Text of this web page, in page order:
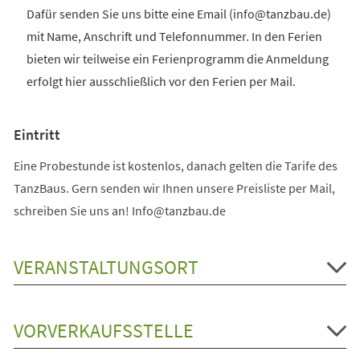
Dafür senden Sie uns bitte eine Email (info@tanzbau.de)
mit Name, Anschrift und Telefonnummer. In den Ferien
bieten wir teilweise ein Ferienprogramm die Anmeldung
erfolgt hier ausschließlich vor den Ferien per Mail.
Eintritt
Eine Probestunde ist kostenlos, danach gelten die Tarife des
TanzBaus. Gern senden wir Ihnen unsere Preisliste per Mail,
schreiben Sie uns an! Info@tanzbau.de
VERANSTALTUNGSORT
VORVERKAUFSSTELLE